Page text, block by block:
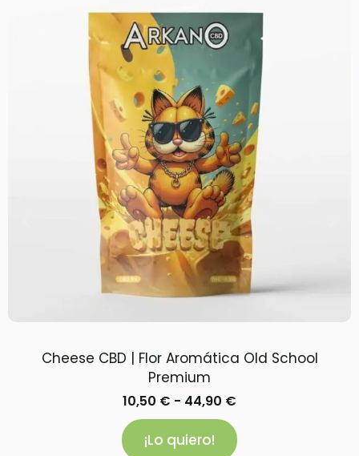
Cheese CBD | Flor Aromática Old School
Premium
10,50 € - 44,90 €
¡Lo quiero!